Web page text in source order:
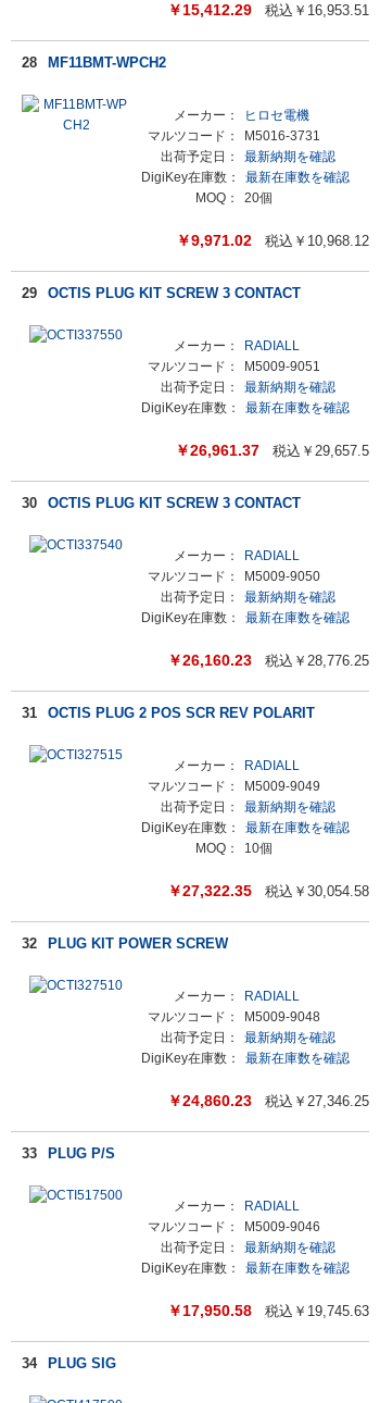
￥15,412.29 税込￥ 16,953.51
28 MF11BMT-WPCH2
メーカー：
ヒロセ電機
マルツコード：
M5016-3731
出荷予定日：
最新納期を確認
DigiKey在庫数：
最新在庫数を確認
MOQ：
20個
￥9,971.02 税込￥ 10,968.12
29 OCTIS PLUG KIT SCREW 3 CONTACT
メーカー：
RADIALL
マルツコード：
M5009-9051
出荷予定日：
最新納期を確認
DigiKey在庫数：
最新在庫数を確認
￥26,961.37 税込￥ 29,657.5
30 OCTIS PLUG KIT SCREW 3 CONTACT
メーカー：
RADIALL
マルツコード：
M5009-9050
出荷予定日：
最新納期を確認
DigiKey在庫数：
最新在庫数を確認
￥26,160.23 税込￥ 28,776.25
31 OCTIS PLUG 2 POS SCR REV POLARIT
メーカー：
RADIALL
マルツコード：
M5009-9049
出荷予定日：
最新納期を確認
DigiKey在庫数：
最新在庫数を確認
MOQ：
10個
￥27,322.35 税込￥ 30,054.58
32 PLUG KIT POWER SCREW
メーカー：
RADIALL
マルツコード：
M5009-9048
出荷予定日：
最新納期を確認
DigiKey在庫数：
最新在庫数を確認
￥24,860.23 税込￥ 27,346.25
33 PLUG P/S
メーカー：
RADIALL
マルツコード：
M5009-9046
出荷予定日：
最新納期を確認
DigiKey在庫数：
最新在庫数を確認
￥17,950.58 税込￥ 19,745.63
34 PLUG SIG